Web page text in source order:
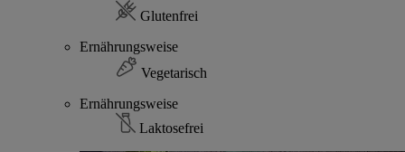
Glutenfrei
Ernährungsweise
Vegetarisch
Ernährungsweise
Laktosefrei